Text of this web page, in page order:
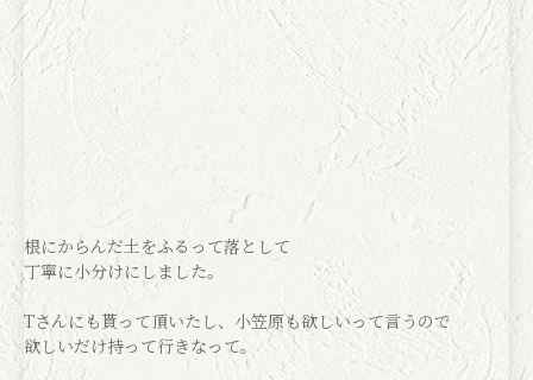
根にからんだ土をふるって落として
丁寧に小分けにしました。
Tさんにも貰って頂いたし、小笠原も欲しいって言うので
欲しいだけ持って行きなって。